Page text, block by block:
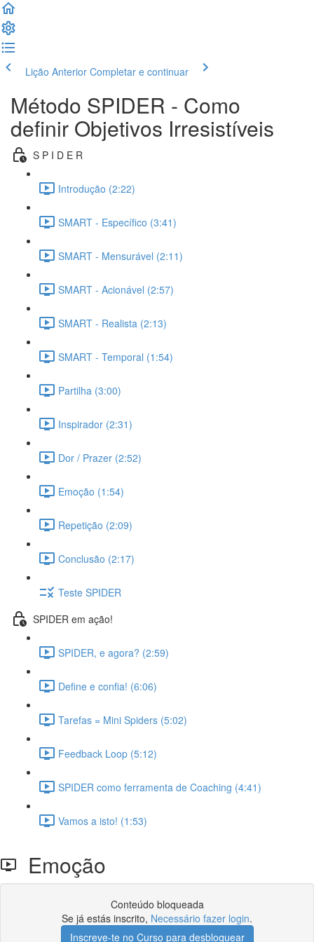
Lição Anterior Completar e continuar
Método SPIDER - Como
definir Objetivos Irresistíveis
S P I D E R
Introdução (2:22)
SMART - Específico (3:41)
SMART - Mensurável (2:11)
SMART - Acionável (2:57)
SMART - Realista (2:13)
SMART - Temporal (1:54)
Partilha (3:00)
Inspirador (2:31)
Dor / Prazer (2:52)
Emoção (1:54)
Repetição (2:09)
Conclusão (2:17)
Teste SPIDER
SPIDER em ação!
SPIDER, e agora? (2:59)
Define e confia! (6:06)
Tarefas = Mini Spiders (5:02)
Feedback Loop (5:12)
SPIDER como ferramenta de Coaching (4:41)
Vamos a isto! (1:53)
Emoção
Conteúdo bloqueada
Se já estás inscrito, Necessário fazer login.
Inscreve-te no Curso para desbloquear